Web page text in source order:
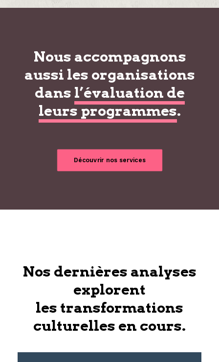
Nous accompagnons
aussi les organisations
dans l’évaluation de
leurs programmes.
Découvrir nos services
Nos dernières analyses
explorent
les transformations
culturelles en cours.